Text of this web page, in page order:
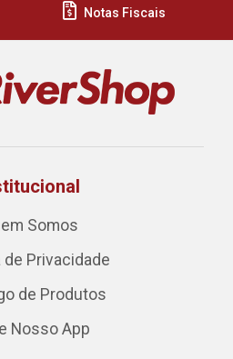
Notas Fiscais
Somos
de Privacidade
de Produtos
Nosso App